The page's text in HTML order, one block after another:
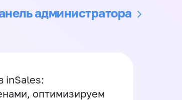
администратора
inSales:
оптимизируем